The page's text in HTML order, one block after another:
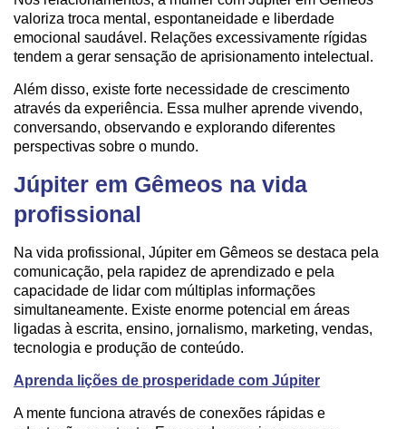
valoriza troca mental, espontaneidade e liberdade
emocional saudável. Relações excessivamente rígidas
tendem a gerar sensação de aprisionamento intelectual.
Além disso, existe forte necessidade de crescimento
através da experiência. Essa mulher aprende vivendo,
conversando, observando e explorando diferentes
perspectivas sobre o mundo.
Júpiter em Gêmeos na vida
profissional
Na vida profissional, Júpiter em Gêmeos se destaca pela
comunicação, pela rapidez de aprendizado e pela
capacidade de lidar com múltiplas informações
simultaneamente. Existe enorme potencial em áreas
ligadas à escrita, ensino, jornalismo, marketing, vendas,
tecnologia e produção de conteúdo.
Aprenda lições de prosperidade com Júpiter
A mente funciona através de conexões rápidas e